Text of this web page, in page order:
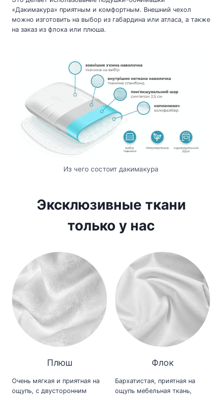
«Дакимакура» приятным и комфортным. Внешний чехол
можно изготовить на выбор из габардина или атласа, а также
на заказ из флока или плюша.
Из чего состоит дакимакура
Эксклюзивные ткани
только у нас
Плюш
Очень мягкая и приятная на
ощупь, с двусторонним
Флок
Бархатистая, приятная на
ощупь мебельная ткань,